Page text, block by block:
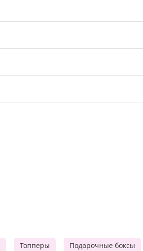
Топперы Подарочные боксы